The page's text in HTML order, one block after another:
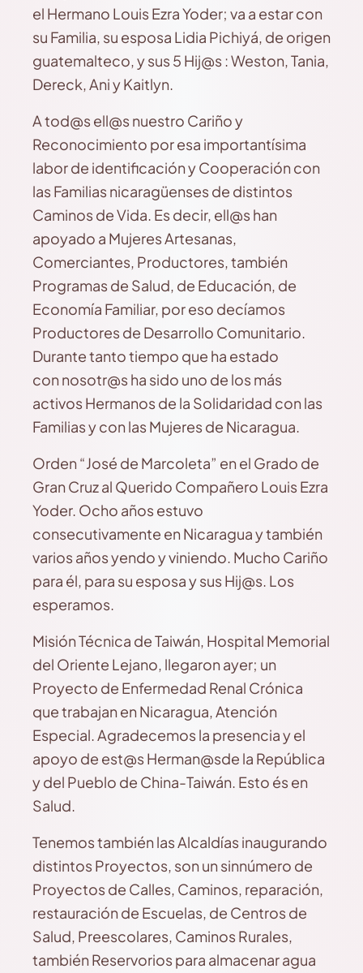
el Hermano Louis Ezra Yoder; va a estar con
su Familia, su esposa Lidia Pichiyá, de origen
guatemalteco, y sus 5 Hij@s : Weston, Tania,
Dereck, Ani y Kaitlyn.
A tod@s ell@s nuestro Cariño y
Reconocimiento por esa importantísima
labor de identificación y Cooperación con
las Familias nicaragüenses de distintos
Caminos de Vida. Es decir, ell@s han
apoyado a Mujeres Artesanas,
Comerciantes, Productores, también
Programas de Salud, de Educación, de
Economía Familiar, por eso decíamos
Productores de Desarrollo Comunitario.
Durante tanto tiempo que ha estado
con nosotr@s ha sido uno de los más
activos Hermanos de la Solidaridad con las
Familias y con las Mujeres de Nicaragua.
Orden “José de Marcoleta” en el Grado de
Gran Cruz al Querido Compañero Louis Ezra
Yoder. Ocho años estuvo
consecutivamente en Nicaragua y también
varios años yendo y viniendo. Mucho Cariño
para él, para su esposa y sus Hij@s. Los
esperamos.
Misión Técnica de Taiwán, Hospital Memorial
del Oriente Lejano, llegaron ayer; un
Proyecto de Enfermedad Renal Crónica
que trabajan en Nicaragua, Atención
Especial. Agradecemos la presencia y el
apoyo de est@s Herman@sde la República
y del Pueblo de China-Taiwán. Esto és en
Salud.
Tenemos también las Alcaldías inaugurando
distintos Proyectos, son un sinnúmero de
Proyectos de Calles, Caminos, reparación,
restauración de Escuelas, de Centros de
Salud, Preescolares, Caminos Rurales,
también Reservorios para almacenar agua